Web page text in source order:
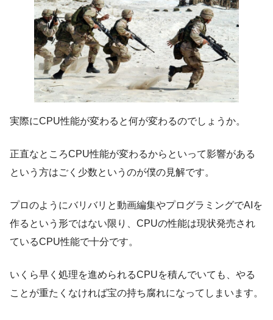
実際にCPU性能が変わると何が変わるのでしょうか。
正直なところCPU性能が変わるからといって影響がある
という方はごく少数というのが僕の見解です。
プロのようにバリバリと動画編集やプログラミングでAIを
作るという形ではない限り、CPUの性能は現状発売され
ているCPU性能で十分です。
いくら早く処理を進められるCPUを積んでいても、やる
ことが重たくなければ宝の持ち腐れになってしまいます。